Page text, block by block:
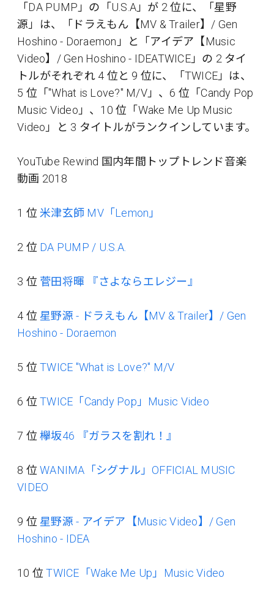
「DA PUMP」の「U.S.A」が 2 位に、「星野
源」は、「ドラえもん【MV & Trailer】/ Gen
Hoshino - Doraemon」と「アイデア【Music
Video】/ Gen Hoshino - IDEATWICE」の 2 タイ
トルがそれぞれ 4 位と 9 位に、「TWICE」は、
5 位「"What is Love?" M/V」、6 位「Candy Pop
Music Video」、10 位「Wake Me Up Music
Video」と 3 タイトルがランクインしています。
YouTube Rewind 国内年間トップトレンド音楽
動画 2018
1 位 米津玄師 MV「Lemon」
2 位 DA PUMP / U.S.A.
3 位 菅田将暉 『さよならエレジー』
4 位 星野源 - ドラえもん【MV & Trailer】/ Gen
Hoshino - Doraemon
5 位 TWICE "What is Love?" M/V
6 位 TWICE「Candy Pop」Music Video
7 位 欅坂46 『ガラスを割れ！』
8 位 WANIMA「シグナル」OFFICIAL MUSIC
VIDEO
9 位 星野源 - アイデア【Music Video】/ Gen
Hoshino - IDEA
10 位TWICE「Wake Me Up」Music Video